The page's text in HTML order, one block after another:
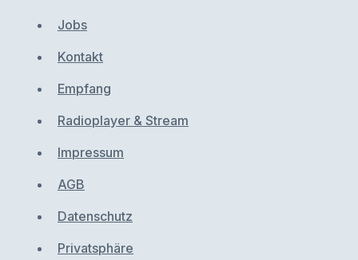
Jobs
Kontakt
Empfang
Radioplayer & Stream
Impressum
AGB
Datenschutz
Privatsphäre